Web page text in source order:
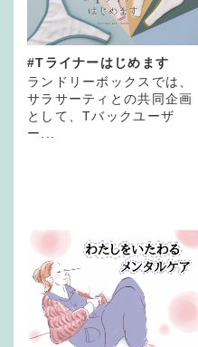
#Tライナーはじめます
ランドリーボックスでは、
サラサーティとの共同企画
として、Tバックユーザ
ー...